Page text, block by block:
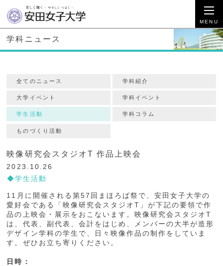
学科ニュース
全てのニュース 学科紹介
大学イベント 学科イベント
学生活動 学科コラム
ものづくり活動
映像研究会スタジオT 作品上映会
2023.10.26
学生活動
11月に開催される第57回まほろば祭で、安田女子大学の
愛好会である「映像研究会スタジオT」が下記の要領で作
品の上映会・展示をおこないます。映像研究会スタジオT
は、代表、副代表、会計をはじめ、メンバーの大半が造形
デザイン学科の学生で、日々映像作品の制作をしていま
す。ぜひお立ち寄りください。
日時：